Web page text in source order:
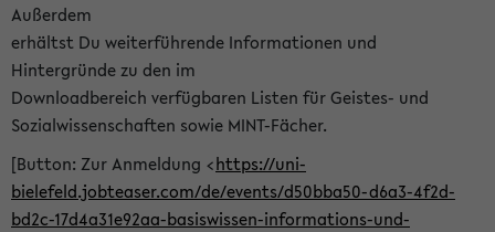
Außerdem
erhältst Du weiterführende Informationen und
Hintergründe zu den im
Downloadbereich verfügbaren Listen für Geistes- und
Sozialwissenschaften sowie MINT-Fächer.
[Button: Zur Anmeldung <https://uni-
bielefeld.jobteaser.com/de/events/d50bba50-d6a3-4f2d-
bd2c-17d4a31e92aa-basiswissen-informations-und-